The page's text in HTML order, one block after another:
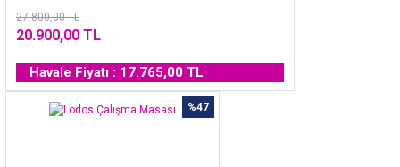
27.800,00 TL
20.900,00 TL
Havale Fiyatı : 17.765,00 TL
%47